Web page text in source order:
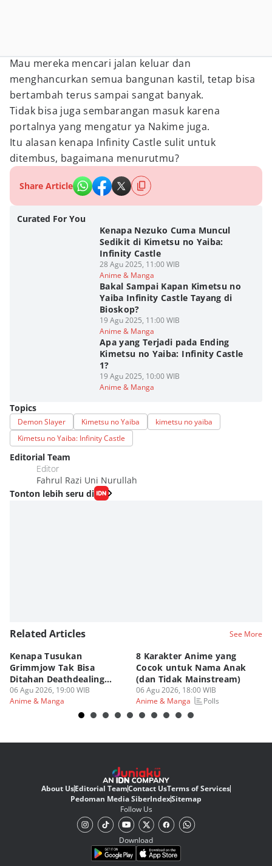
Mau mereka mencari jalan keluar dan
menghancurkan semua bangunan kastil, tetap bisa
bertambah terus sampai sangat banyak.
Tidak bisa juga sembarangan masuk karena
portalnya yang mengatur ya Nakime juga.
Itu alasan kenapa Infinity Castle sulit untuk
ditembus, bagaimana menurutmu?
Share Article
Curated For You
Kenapa Nezuko Cuma Muncul
Sedikit di Kimetsu no Yaiba:
Infinity Castle
28 Agu 2025, 11:00 WIB
Anime & Manga
Bakal Sampai Kapan Kimetsu no
Yaiba Infinity Castle Tayang di
Bioskop?
19 Agu 2025, 11:00 WIB
Anime & Manga
Apa yang Terjadi pada Ending
Kimetsu no Yaiba: Infinity Castle
1?
19 Agu 2025, 10:00 WIB
Anime & Manga
Topics
Demon Slayer Kimetsu no Yaiba
kimetsu no yaiba
Kimetsu no Yaiba: Infinity Castle
Editorial Team
Editor
Fahrul Razi Uni Nurullah
Tonton lebih seru di
Related Articles See More
Kenapa Tusukan
Grimmjow Tak Bisa
Ditahan Deathdealing
Askin Bleach?
06 Agu 2026, 19:00 WIB
Anime & Manga
8 Karakter Anime yang
Cocok untuk Nama Anak
(dan Tidak Mainstream)
06 Agu 2026, 18:00 WIB
Anime & Manga
Polls
About UsEditorial TeamContact UsTerms of Services
Pedoman Media SiberIndexSitemap
Follow Us
Download